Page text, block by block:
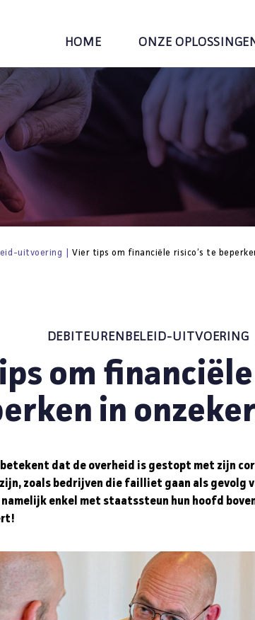
HOME ONZE
uitvoering Vier tips om financiële risico’s te
DEBITEURENBELEID-UITVOERING
om financiële
in
dat de overheid is gestopt met zijn
zoals bedrijven die failliet gaan als gevolg
enkel met staatssteun hun hoofd